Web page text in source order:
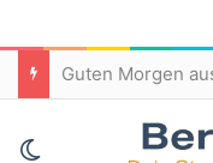
Skin umschalten